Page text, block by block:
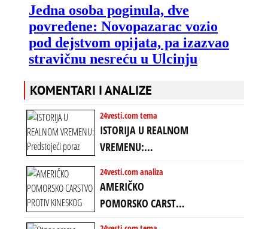
KOMENTARI I ANALIZE
24vesti.com tema
ISTORIJA U REALNOM
VREMENU:
Predstojeći poraz
Amerike u Iranu
uvodi eru
energetskog haosa,
24vesti.com analiza
AMERIČKO
POMORSKO CARSTVO
PROTIV KINESKOG